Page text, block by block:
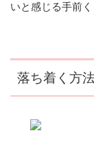
いと感じる手前
落ち着く方